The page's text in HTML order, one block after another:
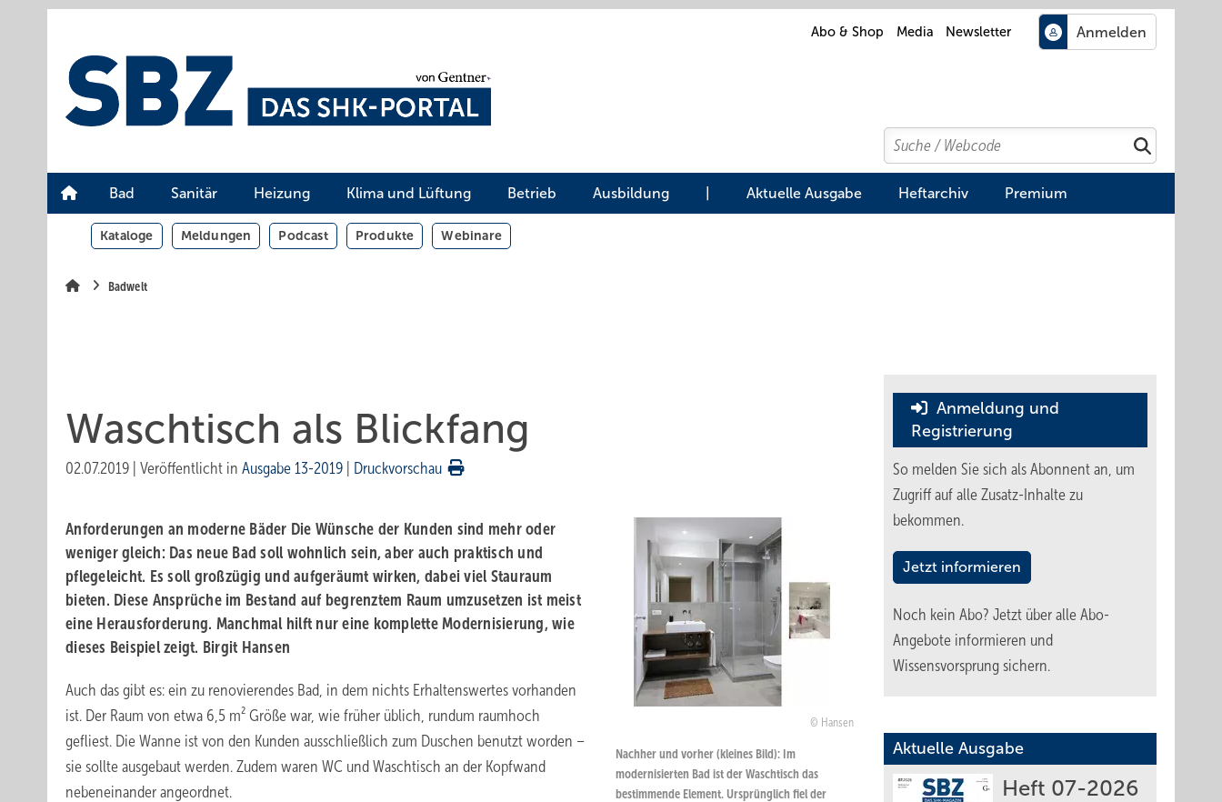
Abo & Shop Media Newsletter
Search
Suchen
Bad Sanitär Heizung Klima und Lüftung Betrieb Ausbildung Aktuelle Ausgabe Heftarchiv Premium
Kataloge Meldungen Podcast Produkte Webinare
Badwelt
Waschtisch als Blickfang
02.07.2019 Veröffentlicht in Ausgabe 13-2019 Druckvorschau
Hansen
Nachher und vorher (kleines Bild): Im
modernisierten Bad ist der Waschtisch das
bestimmende Element. Ursprünglich fiel der
Anforderungen an moderne Bäder Die Wünsche der Kunden sind mehr oder
weniger gleich: Das neue Bad soll wohnlich sein, aber auch praktisch und
pflegeleicht. Es soll großzügig und aufgeräumt wirken, dabei viel Stauraum
bieten. Diese Ansprüche im Bestand auf begrenztem Raum umzusetzen ist meist
eine Herausforderung. Manchmal hilft nur eine komplette Modernisierung, wie
dieses Beispiel zeigt. Birgit Hansen
Auch das gibt es: ein zu renovierendes Bad, in dem nichts Erhaltenswertes vorhanden
ist. Der Raum von etwa 6,5 m² Größe war, wie früher üblich, rundum raumhoch
gefliest. Die Wanne ist von den Kunden ausschließlich zum Duschen benutzt worden –
sie sollte ausgebaut werden. Zudem waren WC und Waschtisch an der Kopfwand
nebeneinander angeordnet.
Anmeldung und
Registrierung
So melden Sie sich als Abonnent an, um
Zugriff auf alle Zusatz-Inhalte zu
bekommen.
Jetzt informieren
Noch kein Abo? Jetzt über alle Abo-
Angebote informieren und
Wissensvorsprung sichern.
Aktuelle Ausgabe
Heft 07-2026